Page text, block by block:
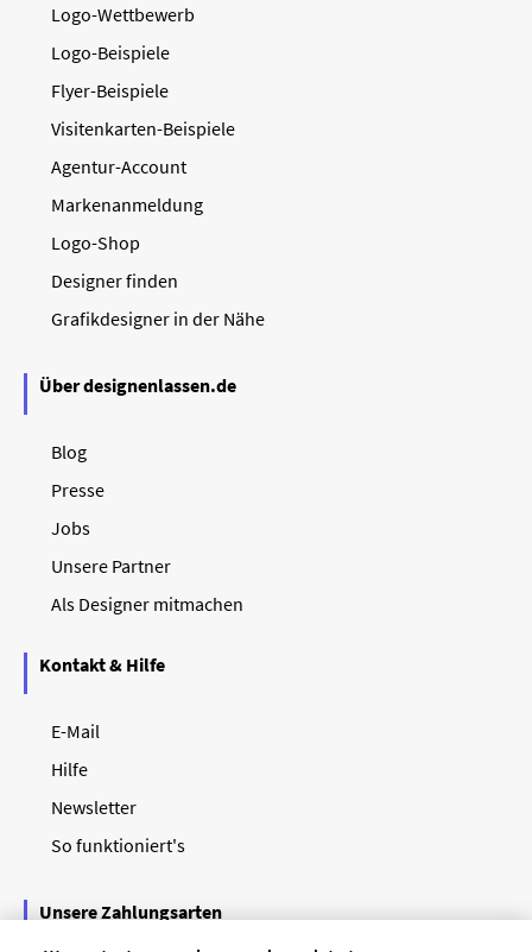
Logo-Wettbewerb
Logo-Beispiele
Flyer-Beispiele
Visitenkarten-Beispiele
Agentur-Account
Markenanmeldung
Logo-Shop
Designer finden
Grafikdesigner in der Nähe
Über designenlassen.de
Blog
Presse
Jobs
Unsere Partner
Als Designer mitmachen
Kontakt & Hilfe
E-Mail
Hilfe
Newsletter
So funktioniert's
Unsere Zahlungsarten